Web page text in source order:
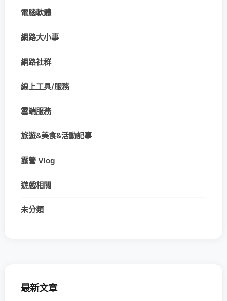
電腦軟體
網路大小事
網路社群
線上工具/服務
雲端服務
旅遊&美食&活動記事
露營 Vlog
遊戲相關
未分類
最新文章